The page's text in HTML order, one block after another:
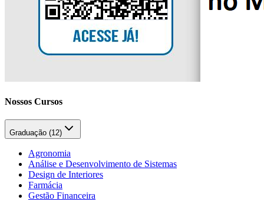
Nossos Cursos
Graduação (12)
Agronomia
Análise e Desenvolvimento de Sistemas
Design de Interiores
Farmácia
Gestão Financeira